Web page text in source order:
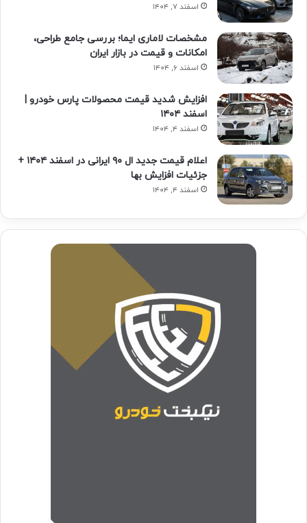
اسفند ۷, ۱۴۰۴
مشخصات لاماری ایما؛ بررسی جامع طراحی،
امکانات و قیمت در بازار ایران
اسفند ۶, ۱۴۰۴
افزایش شدید قیمت محصولات پارس خودرو |
اسفند ۱۴۰۴
اسفند ۴, ۱۴۰۴
اعلام قیمت جدید ال ۹۰ ایرانی در اسفند ۱۴۰۴ +
جزئیات افزایش بها
اسفند ۴, ۱۴۰۴